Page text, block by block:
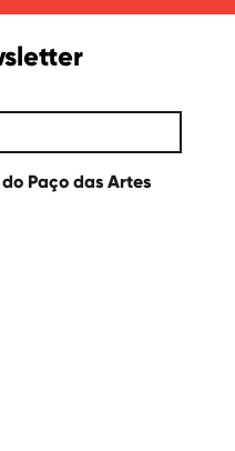
Paço das Artes